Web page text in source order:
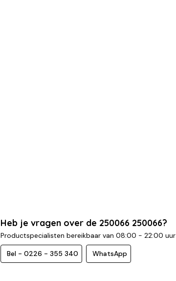
Heb je vragen over de 250066 250066?
Productspecialisten bereikbaar van 08:00 - 22:00 uur
Bel - 0226 - 355 340 WhatsApp